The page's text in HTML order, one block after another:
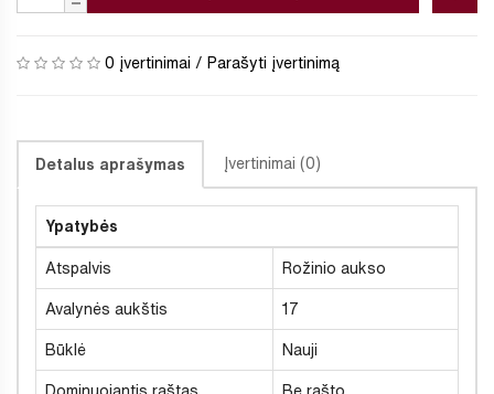
0 įvertinimai / Parašyti įvertinimą
Detalus aprašymas Įvertinimai (0)
Ypatybės
Atspalvis Rožinio aukso
Avalynės aukštis 17
Būklė Nauji
Dominuojantis raštas Be rašto